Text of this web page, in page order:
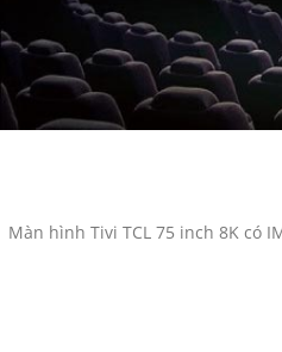
Màn hình Tivi TCL 75 inch 8K có